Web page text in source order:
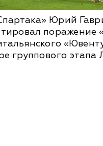
Юрий
поражение
группового этапа